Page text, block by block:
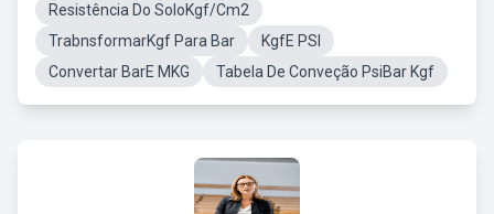
Resistência Do SoloKgf/Cm2
TrabnsformarKgf Para Bar
KgfE PSI
Convertar BarE MKG
Tabela De Conveção PsiBar Kgf